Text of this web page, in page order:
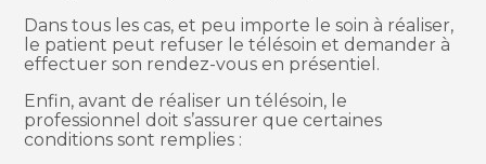
Dans tous les cas, et peu importe le soin à réaliser,
le patient peut refuser le télésoin et demander à
effectuer son rendez-vous en présentiel.
Enfin, avant de réaliser un télésoin, le
professionnel doit s’assurer que certaines
conditions sont remplies :